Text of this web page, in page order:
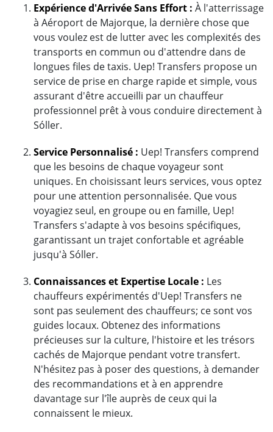
Expérience d'Arrivée Sans Effort : À l'atterrissage
à Aéroport de Majorque, la dernière chose que
vous voulez est de lutter avec les complexités des
transports en commun ou d'attendre dans de
longues files de taxis. Uep! Transfers propose un
service de prise en charge rapide et simple, vous
assurant d'être accueilli par un chauffeur
professionnel prêt à vous conduire directement à
Sóller.
Service Personnalisé : Uep! Transfers comprend
que les besoins de chaque voyageur sont
uniques. En choisissant leurs services, vous optez
pour une attention personnalisée. Que vous
voyagiez seul, en groupe ou en famille, Uep!
Transfers s'adapte à vos besoins spécifiques,
garantissant un trajet confortable et agréable
jusqu'à Sóller.
Connaissances et Expertise Locale : Les
chauffeurs expérimentés d'Uep! Transfers ne
sont pas seulement des chauffeurs; ce sont vos
guides locaux. Obtenez des informations
précieuses sur la culture, l'histoire et les trésors
cachés de Majorque pendant votre transfert.
N'hésitez pas à poser des questions, à demander
des recommandations et à en apprendre
davantage sur l'île auprès de ceux qui la
connaissent le mieux.